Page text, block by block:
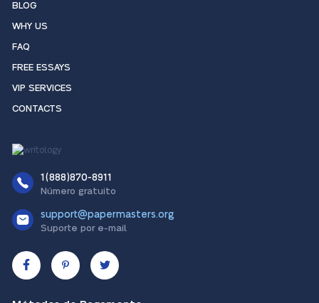
BLOG
WHY US
FAQ
FREE ESSAYS
VIP SERVICES
CONTACTS
1(888)870-8911
Número gratuito
support@papermasters.org
Suporte por e-mail